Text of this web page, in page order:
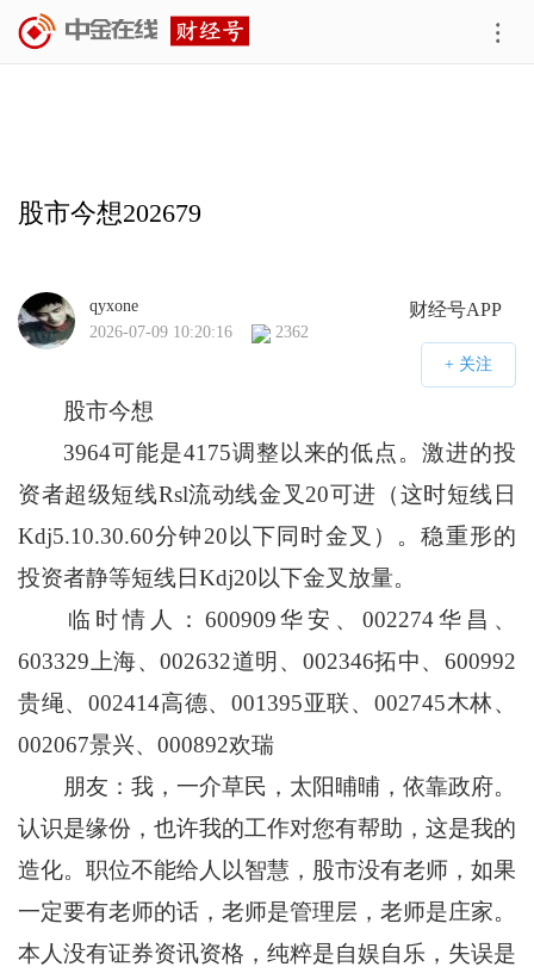
股市今想202679
财经号APP
qyxone
2026-07-09 10:20:16
2362
股市今想
3964可能是4175调整以来的低点。激进的投
资者超级短线Rsl流动线金叉20可进（这时短线日
Kdj5.10.30.60分钟20以下同时金叉）。稳重形的
投资者静等短线日Kdj20以下金叉放量。
临时情人：600909华安、002274华昌、
603329上海、002632道明、002346拓中、600992
贵绳、002414高德、001395亚联、002745木林、
002067景兴、000892欢瑞
朋友：我，一介草民，太阳晡晡，依靠政府。
认识是缘份，也许我的工作对您有帮助，这是我的
造化。职位不能给人以智慧，股市没有老师，如果
一定要有老师的话，老师是管理层，老师是庄家。
本人没有证券资讯资格，纯粹是自娱自乐，失误是